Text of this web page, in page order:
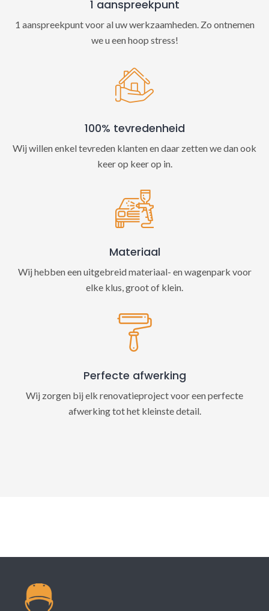
1 aanspreekpunt
1 aanspreekpunt voor al uw werkzaamheden. Zo ontnemen
we u een hoop stress!
100% tevredenheid
Wij willen enkel tevreden klanten en daar zetten we dan ook
keer op keer op in.
Materiaal
Wij hebben een uitgebreid materiaal- en wagenpark voor
elke klus, groot of klein.
Perfecte afwerking
Wij zorgen bij elk renovatieproject voor een perfecte
afwerking tot het kleinste detail.